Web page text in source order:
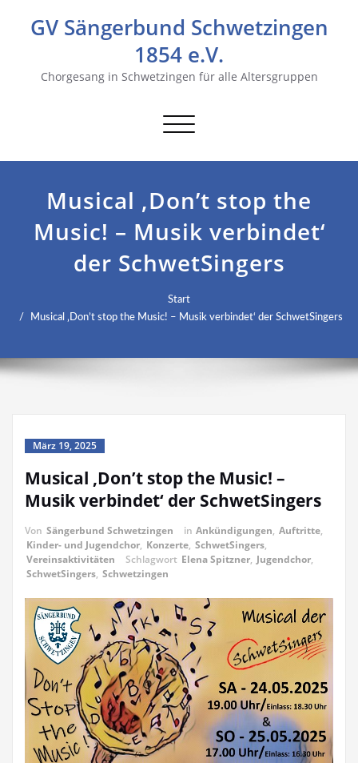
GV Sängerbund Schwetzingen
1854 e.V.
Chorgesang in Schwetzingen für alle Altersgruppen
Navigation
Musical ‚Don’t stop the
Music! – Musik verbindet‘
der SchwetSingers
Start
Musical ‚Don’t stop the Music! – Musik verbindet‘ der SchwetSingers
März 19, 2025
Musical ‚Don’t stop the Music! –
Musik verbindet‘ der SchwetSingers
Von Sängerbund Schwetzingen in Ankündigungen, Auftritte,
Kinder- und Jugendchor, Konzerte, SchwetSingers,
Vereinsaktivitäten
Schlagwort Elena Spitzner, Jugendchor,
SchwetSingers, Schwetzingen